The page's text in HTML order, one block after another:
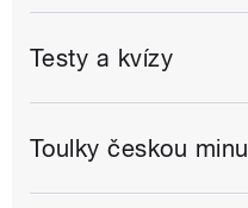
Testy a kvízy
Toulky českou